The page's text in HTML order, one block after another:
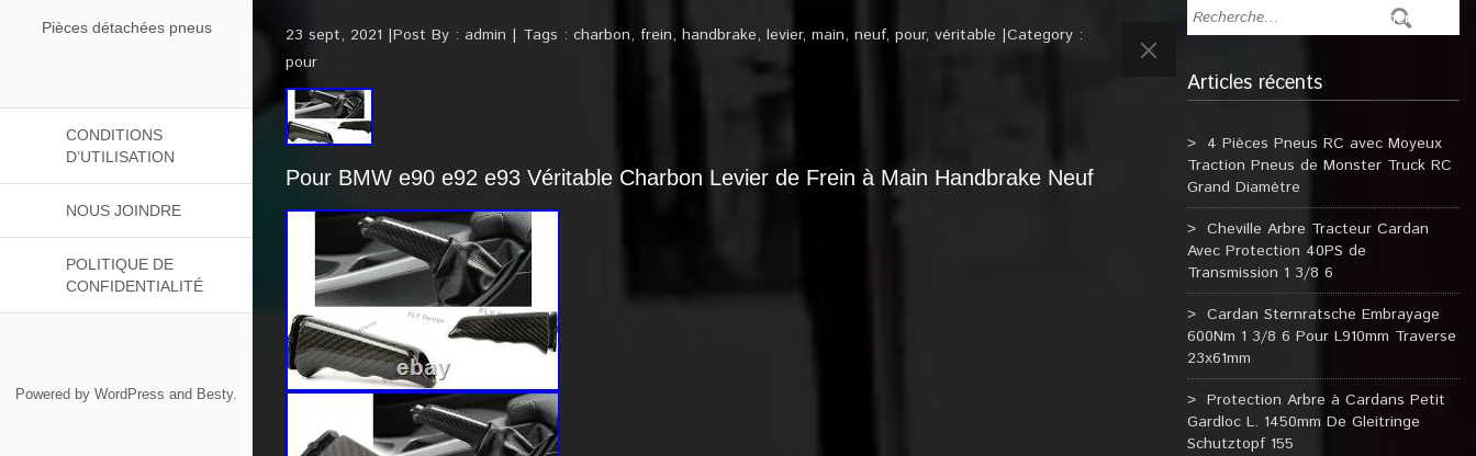
Pièces détachées pneus
CONDITIONS
D’UTILISATION
NOUS JOINDRE
POLITIQUE DE
CONFIDENTIALITÉ
Powered by WordPress and Besty.
23 sept, 2021 Post By : admin Tags : charbon, frein, handbrake, levier, main, neuf, pour, véritable Category :
pour
Pour BMW e90 e92 e93 Véritable Charbon Levier de Frein à Main Handbrake Neuf
Articles récents
4 Pièces Pneus RC avec Moyeux
Traction Pneus de Monster Truck RC
Grand Diamètre
Cheville Arbre Tracteur Cardan
Avec Protection 40PS de
Transmission 1 3/8 6
Cardan Sternratsche Embrayage
600Nm 1 3/8 6 Pour L910mm Traverse
23x61mm
Protection Arbre à Cardans Petit
Gardloc L. 1450mm De Gleitringe
Schutztopf 155